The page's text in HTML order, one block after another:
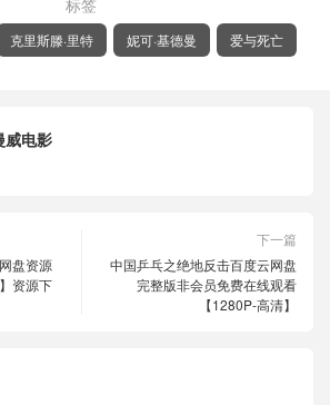
克里斯滕·里特 妮可·基德曼 爱与死亡
威电影
盘资源
资源下
下一篇
中国乒乓之绝地反击百度云网盘
完整版非会员免费在线观看
【1280P-高清】